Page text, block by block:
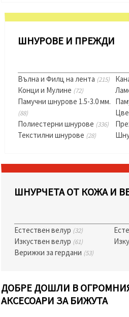
ШНУРОВЕ И ПРЕЖДИ
Вълна и Филц на лента (215)
Конци и Мулине (72)
Памучни шнурове 1.5-3.0 мм.
(88)
Полиестерни шнурове (336)
Текстилни шнурове (28)
ШНУРЧЕТА ОТ КОЖА И
Естествен велур (32)
Изкуствен велур (61)
Верижки за гердани (53)
ДОБРЕ ДОШЛИ В
АКСЕСОАРИ ЗА БИЖУТА